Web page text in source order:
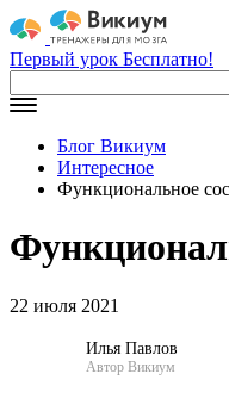
Первый урок Бесплатно!
Блог Викиум
Интересное
Функциональное
22 июля 2021
Илья Павлов
Автор Викиум